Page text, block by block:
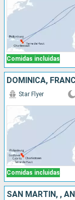
Comidas incluidas
Comidas incluidas
Star Flyer